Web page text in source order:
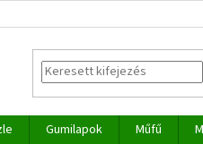
Gumilapok Műfű